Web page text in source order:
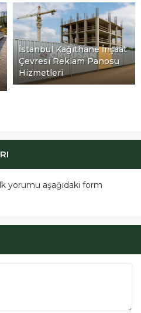
İstanbul Kağıthane İnşaat
Çevresi Reklam Panosu
Hizmetleri
yorumu aşağıdaki form